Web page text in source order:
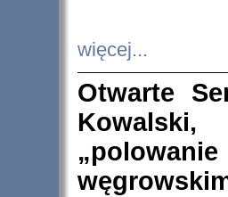
więcej...
Otwarte